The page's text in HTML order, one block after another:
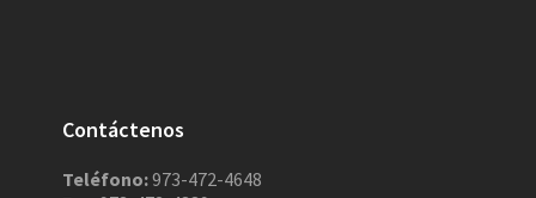
Contáctenos
Teléfono:973-472-4648